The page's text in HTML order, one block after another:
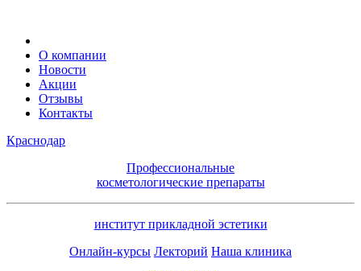
О компании
Новости
Акции
Отзывы
Контакты
Краснодар
Профессиональные
косметологические препараты
институт прикладной эстетики
Онлайн-курсы Лекторий Наша клиника